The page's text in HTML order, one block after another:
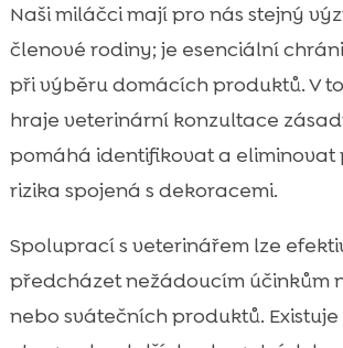
Naši miláčci mají pro nás stejný
členové rodiny; je esenciální
při výběru domácích produktů. V
hraje veterinární konzultace
pomáhá identifikovat a
rizika spojená s dekoracemi.
Spoluprací s veterinářem lze
předcházet nežádoucím účinkům
nebo svátečních produktů.